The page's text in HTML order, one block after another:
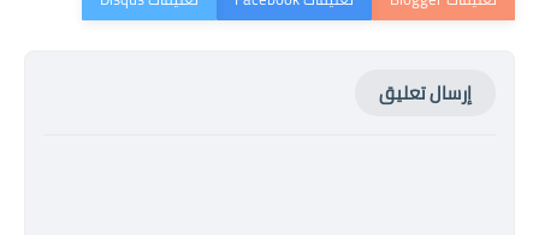
إرسال تعليق